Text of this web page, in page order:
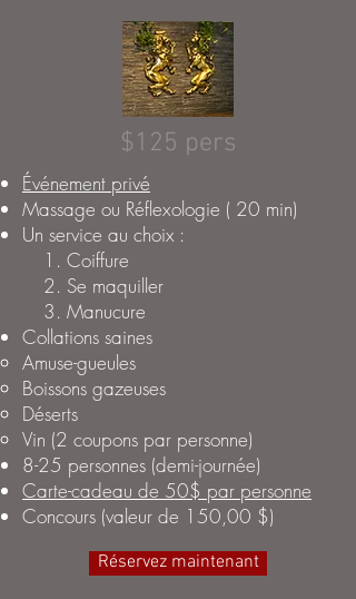
$125 pers
Événement privé
Massage ou Réflexologie ( 20 min)
Un service au choix :
Coiffure
Se maquiller
Manucure
Collations saines
Amuse-gueules
Boissons gazeuses
Déserts
Vin (2 coupons par personne)
8-25 personnes (demi-journée)
Carte-cadeau de 50$ par personne
Concours (valeur de 150,00 $)
Réservez maintenant